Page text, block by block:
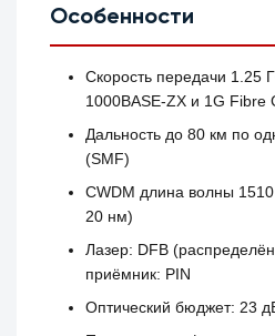
Особенности
Скорость передачи 1.25
1000BASE‑ZX и 1G Fibre
Дальность до 80 км по
(SMF)
CWDM длина волны
20 нм)
Лазер: DFB
приёмник: PIN
Оптический бюджет: 23